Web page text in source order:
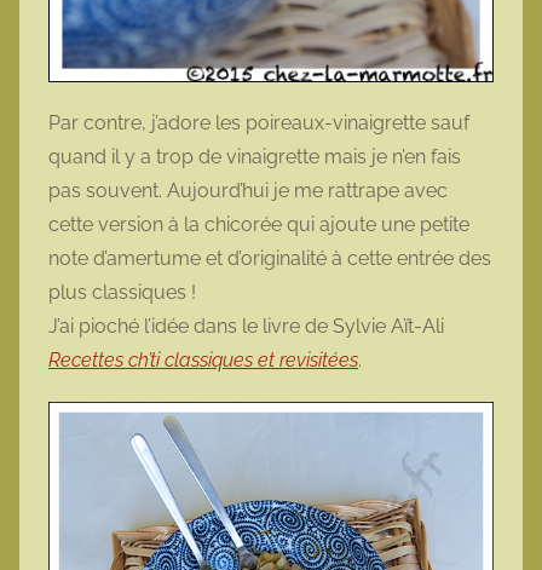
Par contre, j’adore les poireaux-vinaigrette sauf
quand il y a trop de vinaigrette mais je n’en fais
pas souvent. Aujourd’hui je me rattrape avec
cette version à la chicorée qui ajoute une petite
note d’amertume et d’originalité à cette entrée des
plus classiques !
J’ai pioché l’idée dans le livre de Sylvie Aït-Ali
Recettes ch’ti classiques et revisitées.